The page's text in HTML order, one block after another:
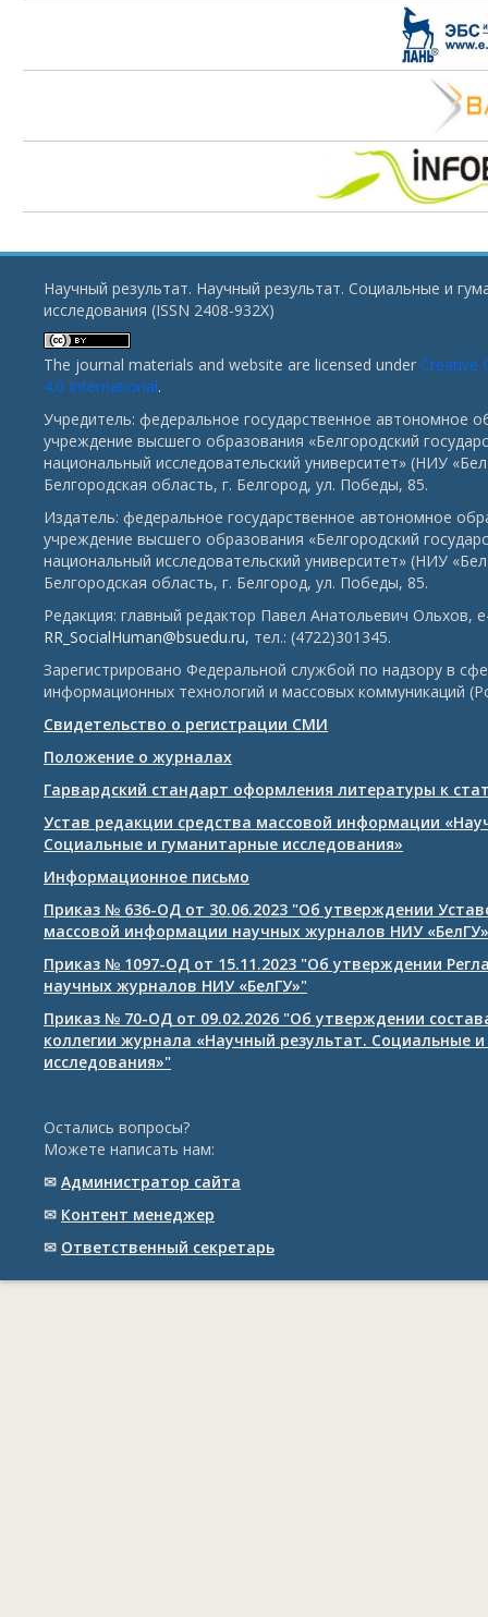
Научный результат. Научный результат. Социальные и
исследования (ISSN 2408-932X)
The journal materials and website are licensed under Creative
4.0 International.
Учредитель: федеральное государственное автономное
учреждение высшего образования «Белгородский
национальный исследовательский университет» (НИУ
Белгородская область, г. Белгород, ул. Победы, 85.
Издатель: федеральное государственное автономное
учреждение высшего образования «Белгородский
национальный исследовательский университет» (НИУ
Белгородская область, г. Белгород, ул. Победы, 85.
Редакция: главный редактор Павел Анатольевич Ольхов,
RR_SocialHuman@bsuedu.ru, тел.: (4722)301345.
Зарегистрировано Федеральной службой по надзору в
информационных технологий и массовых коммуникаций
Свидетельство о регистрации СМИ
Положение о журналах
Гарвардский стандарт оформления литературы к
Устав редакции средства массовой информации
Социальные и гуманитарные исследования»
Информационное письмо
Приказ № 636-ОД от 30.06.2023 "Об утверждении
массовой информации научных журналов НИУ «БелГУ»
Приказ № 1097-ОД от 15.11.2023 "Об утверждении
научных журналов НИУ «БелГУ»"
Приказ № 70-ОД от 09.02.2026 "Об утверждении
коллегии журнала «Научный результат. Социальные
исследования»"
Остались вопросы?
Можете написать нам:
✉ Администратор сайта
✉ Контент менеджер
✉ Ответственный cекретарь